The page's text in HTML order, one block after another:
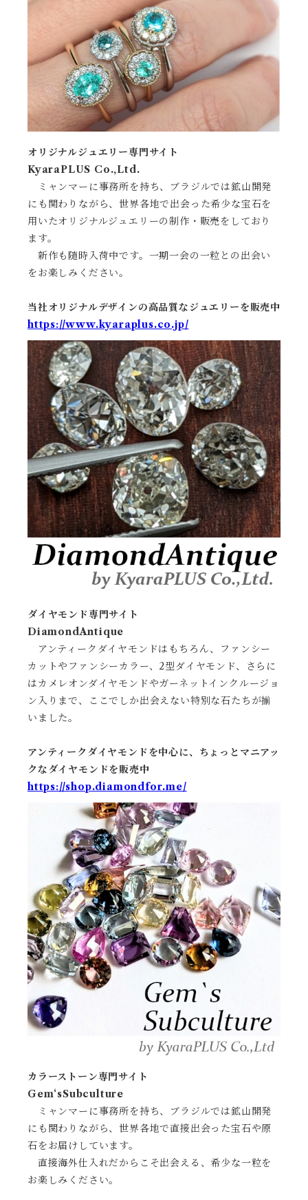
オリジナルジュエリー専門サイト
KyaraPLUS Co.,Ltd.
ミャンマーに事務所を持ち、ブラジルでは鉱山開発
にも関わりながら、世界各地で出会った希少な宝石を
用いたオリジナルジュエリーの制作・販売をしており
ます。
新作も随時入荷中です。一期一会の一粒との出会い
をお楽しみください。
当社オリジナルデザインの高品質なジュエリーを販売中
https://www.kyaraplus.co.jp/
ダイヤモンド専門サイト
DiamondAntique
アンティークダイヤモンドはもちろん、ファンシー
カットやファンシーカラー、2型ダイヤモンド、さらに
はカメレオンダイヤモンドやガーネットインクルージョ
ン入りまで、ここでしか出会えない特別な石たちが揃
いました。
アンティークダイヤモンドを中心に、ちょっとマニアッ
クなダイヤモンドを販売中
https://shop.diamondfor.me/
カラーストーン専門サイト
Gem‘sSubculture
ミャンマーに事務所を持ち、ブラジルでは鉱山開発
にも関わりながら、世界各地で直接出会った宝石や原
石をお届けしています。
直接海外仕入れだからこそ出会える、希少な一粒を
お楽しみください。